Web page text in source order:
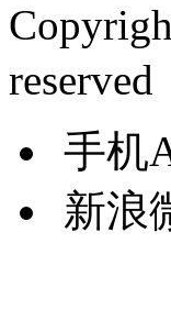
reserved
手机
新浪